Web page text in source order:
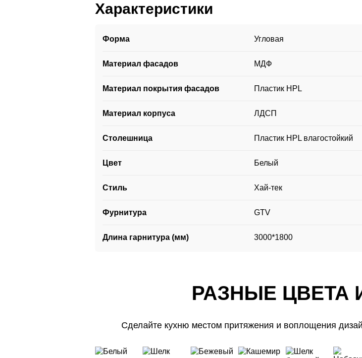
Характеристики
Форма Угловая
Материал фасадов МДФ
Материал покрытия фасадов Пластик HPL
Материал корпуса ЛДСП
Столешница Пластик HPL влагостойкий
Цвет Белый
Стиль Хай-тек
Фурнитура GTV
Длина гарнитура (мм) 3000*1800
РАЗНЫЕ ЦВЕТА
Сделайте кухню местом притяжения и воплощения
РАЗНЫЕ ЦВЕТА
Записаться
Вызвать
Бесплатная
СКИДКА